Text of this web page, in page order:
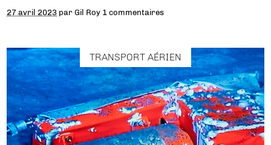
27 avril 2023 parGil Roy 1 commentaires
TRANSPORT AÉRIEN